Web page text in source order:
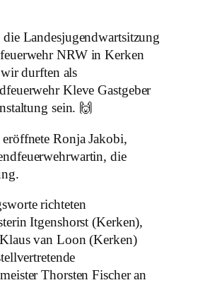
Landesjugendwartsitzung
NRW in Kerken
durften als
Kleve Gastgeber
sein. 🙌
Ronja Jakobi,
die
richteten
Itgenshorst (Kerken),
van Loon (Kerken)
Thorsten Fischer an